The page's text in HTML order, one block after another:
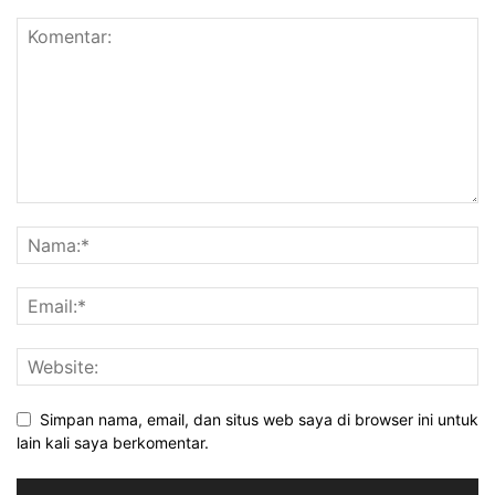
Simpan nama, email, dan situs web saya di browser ini untuk
lain kali saya berkomentar.